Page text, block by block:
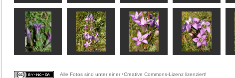
Alle Fotos sind unter einer Creative Commons-Lizenz lizenziert!